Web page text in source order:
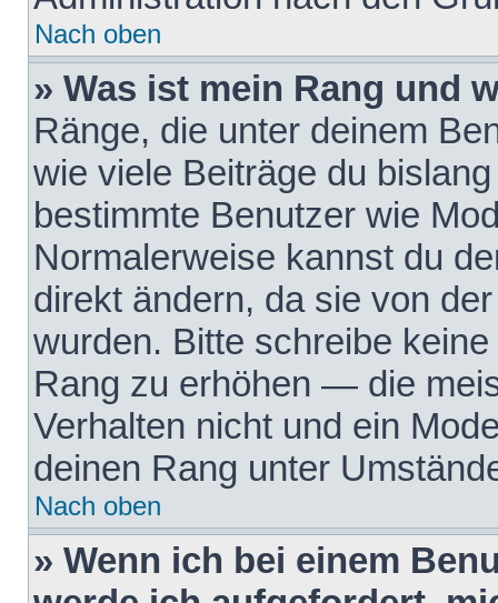
Nach oben
» Was ist mein Rang und
Ränge, die unter deinem
wie viele Beiträge du
bestimmte Benutzer wie
Normalerweise kannst du
direkt ändern, da sie von
wurden. Bitte schreibe
Rang zu erhöhen — die
Verhalten nicht und ein
deinen Rang unter
Nach oben
» Wenn ich bei einem